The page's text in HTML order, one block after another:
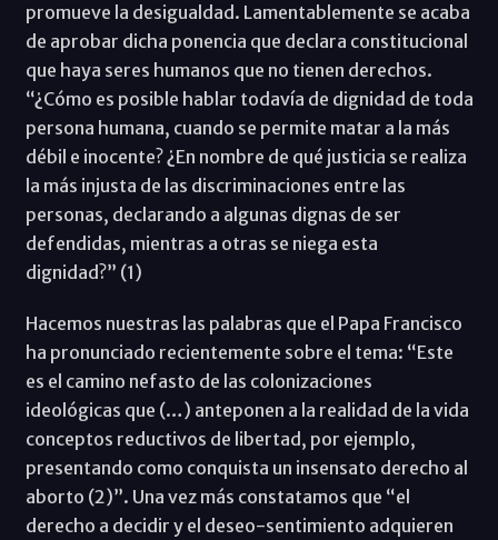
promueve la desigualdad. Lamentablemente se acaba
de aprobar dicha ponencia que declara constitucional
que haya seres humanos que no tienen derechos.
“¿Cómo es posible hablar todavía de dignidad de toda
persona humana, cuando se permite matar a la más
débil e inocente? ¿En nombre de qué justicia se realiza
la más injusta de las discriminaciones entre las
personas, declarando a algunas dignas de ser
defendidas, mientras a otras se niega esta
dignidad?” (1)
Hacemos nuestras las palabras que el Papa Francisco
ha pronunciado recientemente sobre el tema: “Este
es el camino nefasto de las colonizaciones
ideológicas que (…) anteponen a la realidad de la vida
conceptos reductivos de libertad, por ejemplo,
presentando como conquista un insensato derecho al
aborto (2)”. Una vez más constatamos que “el
derecho a decidir y el deseo-sentimiento adquieren